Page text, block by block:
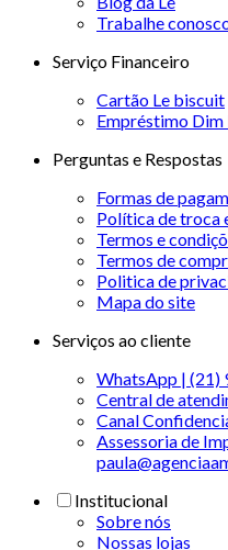
Trabalhe
Serviço Financeiro
Cartão Le biscuit
Empréstimo Dim
Perguntas e Respostas
Formas de
Política de troca
Termos e
Termos de
Politica de
Mapa do site
Serviços ao cliente
WhatsApp | (21)
Central de
Canal
Assessoria de
Institucional
Sobre nós
Nossas lojas